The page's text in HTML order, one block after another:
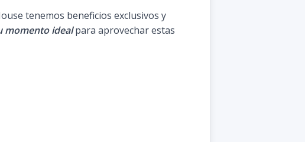
tenemos beneficios exclusivos y
momento idealpara aprovechar estas